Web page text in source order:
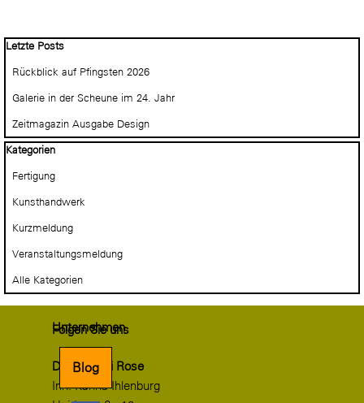
Block überspringen Letzte Posts
Letzte Posts
Rückblick auf Pfingsten 2026
Galerie in der Scheune im 24. Jahr
Zeitmagazin Ausgabe Design
Block überspringen Kategorien
Kategorien
Fertigung
Kunsthandwerk
Kurzmeldung
Veranstaltungsmeldung
Alle Kategorien
Unternehmen
Drechslerei Rose
Inh. Karina Ihlenburg
Blog
Folgen Sie uns